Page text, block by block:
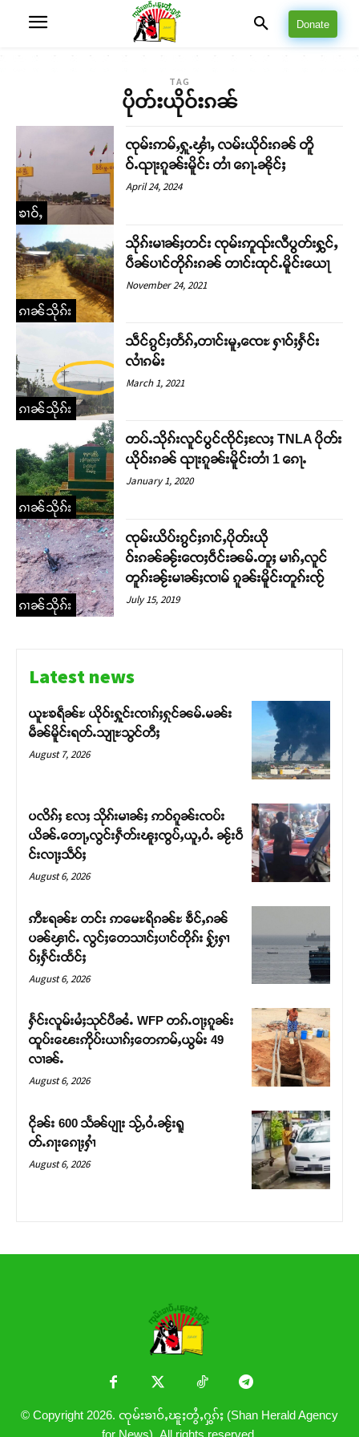
တႃႇႁႂ်ႈသဵင်ၵၢင်ၸႂ်ၵူၼ်းမိူင်း ၵူႈတီႈၵူႈလႅၼ်ပေႃးတေၸွ
တ်ႇ တူဝ်ႈလုမ်ႈၾႃႉၼၼ်ႉ ၶဝ်ႈႁူမ်ႈၵမ်ႉထႅမ် ၸုမ်းၶၢ
ဝ်ႇၽူႈတွႆႇႁွၵ်ႈ လႆႈယူႇၶႃႈဢေႃႈ။
Donate
TAG
ပိုတ်းယိုဝ်းၵၼ်
ၶၢဝ်ႇ
ၸုမ်းဢမ်ႇႁူႉၾၢႆႇ လမ်းယိုဝ်းၵၼ် တိူ
ဝ်ႉၺႃးၵူၼ်းမိူင်း တၢႆ ၵေႃႉၼိုင်ႈ
April 24, 2024
ၵၢၼ်သိုၵ်း
သိုၵ်းမၢၼ်ႈတင်း ၸုမ်းဢူၺ်းလီပွတ်းႁွင်ႇ
ပဵၼ်ပၢင်တိုၵ်းၵၼ် တၢင်းထုင်ႉမိူင်းယေႃ
November 24, 2021
ၵၢၼ်သိုၵ်း
သဵင်ၵွင်ႈတႅၵ်ႇတၢင်းမူႇၸေႊ ႁၢဝ်ႈႁႅင်း
လၢႆၵမ်း
March 1, 2021
ၵၢၼ်သိုၵ်း
တပ်ႉသိုၵ်းလူင်ပွင်ၸိုင်ႈလႄႈ TNLA ပိုတ်း
ယိုဝ်းၵၼ် ၺႃးၵူၼ်းမိူင်းတၢႆ 1 ၵေႃႉ
January 1, 2020
ၵၢၼ်သိုၵ်း
ၸုမ်းယိပ်းၵွင်ႈၵၢင်ႇပိုတ်းယို
ဝ်းၵၼ်ၼႂ်းၸေႈဝဵင်းၼမ်ႉတူႈ မၢၵ်ႇလူင်
တူၵ်းၼႂ်းမၢၼ်ႈၸၢမ် ၵူၼ်းမိူင်းတူၵ်းၸႂ်
July 15, 2019
Latest news
ယူႊၶရဵၼ်ႊ ယိုဝ်းႁူင်းၸၢၵ်ႈႁုင်ၼမ်ႉမၼ်း
မဵၼ်မိူင်းရတ်ႉသျႃႊသွင်တီႈ
August 7, 2026
ပလိၵ်ႈ လႄႈ သိုၵ်းမၢၼ်ႈ ဢဝ်ၵူၼ်းၸပ်း
ယိၼ်ႉတေႃႇလွင်းႁဵတ်းၽူႈၸွပ်ႇယူႇဝႆႉ ၼႂ်းဝဵ
င်းလႃႈသဵဝ်ႈ
August 6, 2026
ဢီႊရၼ်ႊ တင်း ဢမေႊရိၵၼ်ႊ ၶဵင်ႇၵၼ်
ပၼ်ၾၢင်ႉ လွင်ႈတေသၢင်ႈပၢင်တိုၵ်း ႁႂ်ႈႁၢ
ဝ်ႈႁႅင်းထႅင်ႈ
August 6, 2026
ႁႅင်းလူမ်းမႆႈသုင်ပီၼႆႉ WFP တၵ်ႉဝႃႈၵူၼ်း
ထူပ်းၽေးဢိုပ်းယၢၵ်ႈတေဢမ်ႇယွမ်း 49
လၢၼ်ႉ
August 6, 2026
ငိုၼ်း 600 သႅၼ်ပျႃး သႂ်ႇဝႆႉၼႂ်းရူ
တ်ႉၵႃးၵေႃႈႁၢႆ
August 6, 2026
© Copyright 2026. ၸုမ်းၶၢဝ်ႇၽူႈတွႆႇႁွၵ်ႈ (Shan Herald Agency
for News). All rights reserved.